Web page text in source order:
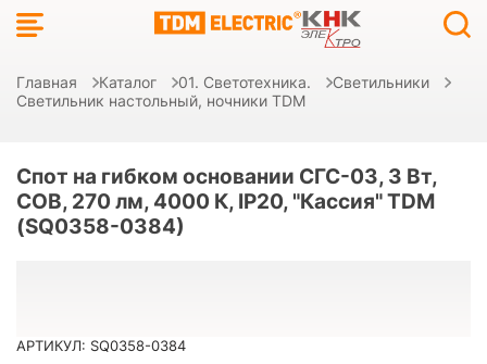
Главная Каталог 01. Светотехника.
Светильники
Светильник настольный, ночники TDM
Спот на гибком основании СГС-03, 3 Вт,
COB, 270 лм, 4000 К, IP20, "Кассия" TDM
(SQ0358-0384)
АРТИКУЛ: SQ0358-0384